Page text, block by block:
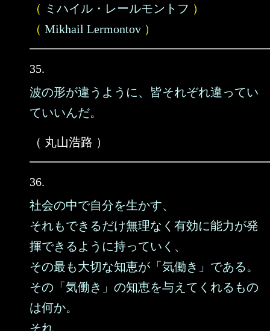
（ ミハイル・レールモントフ ）
（ Mikhail Lermontov ）
35.
波の形が違うように、皆それぞれ違ってい
ていいんだ。
（ 丸山浩路 ）
36.
社会の中で自分を生かす、
それもできるだけ無理なく有効に能力が発
揮できるように持っていく、
その最も大切な知恵が「気働き」である。
その「気働き」の知恵を与えてくれるもの
は何か。
それ……